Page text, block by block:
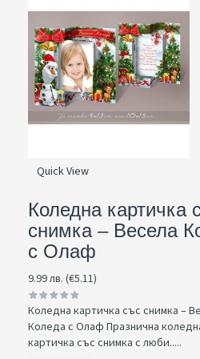
Quick View
Коледна картичка
снимка – Весела
с Олаф
9.99 лв. (€5.11)
Коледна картичка със снимка –
Коледа с Олаф Празнична
картичка със снимка с люби.....